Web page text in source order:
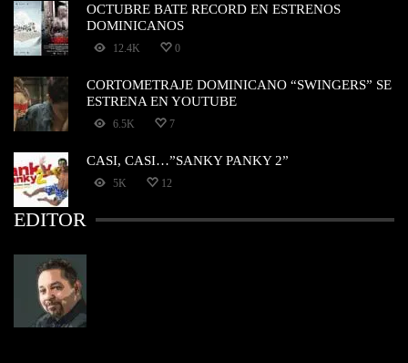
OCTUBRE BATE RECORD EN ESTRENOS
DOMINICANOS
12.4K 0
CORTOMETRAJE DOMINICANO “SWINGERS” SE
ESTRENA EN YOUTUBE
6.5K 7
CASI, CASI…”SANKY PANKY 2”
5K 12
EDITOR